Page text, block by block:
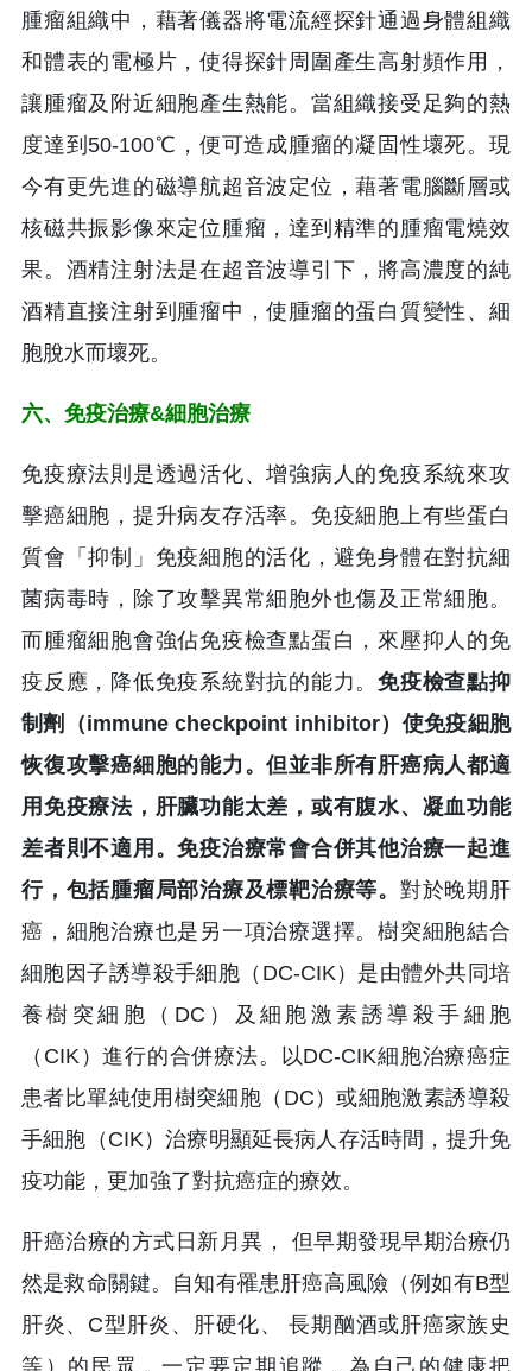
腫瘤組織中，藉著儀器將電流經探針通過身體組織
和體表的電極片，使得探針周圍產生高射頻作用，
讓腫瘤及附近細胞產生熱能。當組織接受足夠的熱
度達到50-100℃，便可造成腫瘤的凝固性壞死。現
今有更先進的磁導航超音波定位，藉著電腦斷層或
核磁共振影像來定位腫瘤，達到精準的腫瘤電燒效
果。酒精注射法是在超音波導引下，將高濃度的純
酒精直接注射到腫瘤中，使腫瘤的蛋白質變性、細
胞脫水而壞死。
六、免疫治療&細胞治療
免疫療法則是透過活化、增強病人的免疫系統來攻
擊癌細胞，提升病友存活率。免疫細胞上有些蛋白
質會「抑制」免疫細胞的活化，避免身體在對抗細
菌病毒時，除了攻擊異常細胞外也傷及正常細胞。
而腫瘤細胞會強佔免疫檢查點蛋白，來壓抑人的免
疫反應，降低免疫系統對抗的能力。免疫檢查點抑
制劑（immune checkpoint inhibitor）使免疫細胞
恢復攻擊癌細胞的能力。但並非所有肝癌病人都適
用免疫療法，肝臟功能太差，或有腹水、凝血功能
差者則不適用。免疫治療常會合併其他治療一起進
行，包括腫瘤局部治療及標靶治療等。 對於晚期肝
癌，細胞治療也是另一項治療選擇。樹突細胞結合
細胞因子誘導殺手細胞（DC-CIK）是由體外共同培
養樹突細胞（DC）及細胞激素誘導殺手細胞
（CIK）進行的合併療法。以DC-CIK細胞治療癌症
患者比單純使用樹突細胞（DC）或細胞激素誘導殺
手細胞（CIK）治療明顯延長病人存活時間，提升免
疫功能，更加強了對抗癌症的療效。
肝癌治療的方式日新月異， 但早期發現早期治療仍
然是救命關鍵。自知有罹患肝癌高風險（例如有B型
肝炎、C型肝炎、肝硬化、 長期酗酒或肝癌家族史
等）的民眾，一定要定期追蹤，為自己的健康把